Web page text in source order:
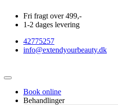
indhold
Fri fragt over 499,-
1-2 dages levering
42775257
info@extendyourbeauty.dk
Book online
Behandlinger